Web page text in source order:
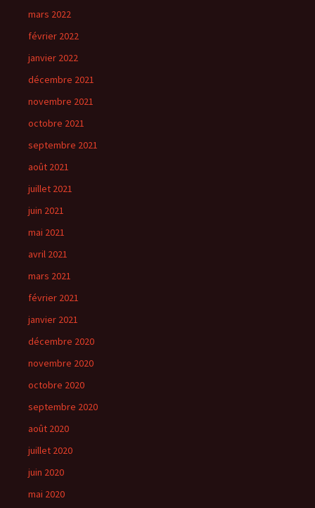
mars 2022
février 2022
janvier 2022
décembre 2021
novembre 2021
octobre 2021
septembre 2021
août 2021
juillet 2021
juin 2021
mai 2021
avril 2021
mars 2021
février 2021
janvier 2021
décembre 2020
novembre 2020
octobre 2020
septembre 2020
août 2020
juillet 2020
juin 2020
mai 2020